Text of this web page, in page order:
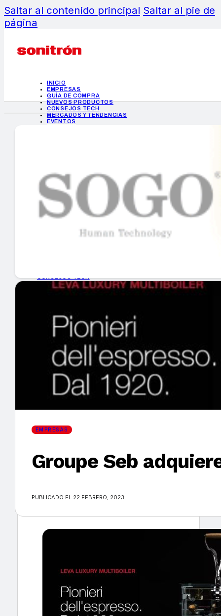
Saltar al contenido principal Saltar al pie de
página
INICIO
EMPRESAS
GUÍA DE COMPRA
NUEVOS PRODUCTOS
CONSEJOS TECH
MERCADOS Y TENDENCIAS
EVENTOS
INICIO
EMPRESAS
GUÍA DE COMPRA
EVENTOS
HEMEROTECA
Encuentra tu noticia
EMPRESAS
Groupe Seb
PUBLICADO EL 22 FEBRERO, 2023